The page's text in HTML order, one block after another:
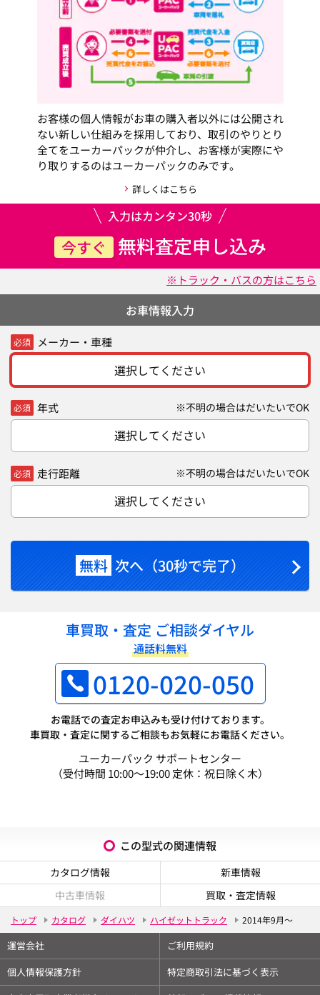
お客様の個人情報がお車の購入者以外には公開され
ない新しい仕組みを採用しており、取引のやりとり
全てをユーカーパックが仲介し、お客様が実際にや
り取りするのはユーカーパックのみです。
詳しくはこちら
入力はカンタン30秒
今すぐ 無料査定申し込み
※トラック・バスの方はこちら
お車情報入力
必須 メーカー・車種
選択してください
必須 年式 ※不明の場合はだいたいでOK
選択してください
必須 走行距離 ※不明の場合はだいたいでOK
選択してください
無料 次へ（30秒で完了）
車買取・査定 ご相談ダイヤル
通話料無料
0120-020-050
お電話での査定お申込みも受け付けております。
車買取・査定に関するご相談もお気軽にお電話ください。
ユーカーパック サポートセンター
（受付時間 10:00～19:00 定休：祝日除く木）
この型式の関連情報
カタログ情報
新車情報
中古車情報
買取・査定情報
トップ カタログ ダイハツ ハイゼットトラック 2014年9月～
運営会社
ご利用規約
個人情報保護方針
特定商取引法に基づく表示